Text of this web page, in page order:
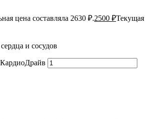
цена составляла 2630 ₽.2500 ₽Текущая
и сосудов